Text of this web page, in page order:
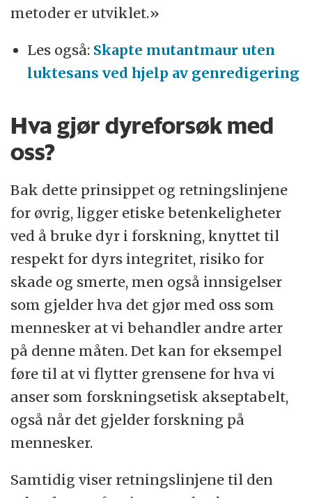
metoder er utviklet.»
Les også: Skapte mutantmaur uten
luktesans ved hjelp av genredigering
Hva gjør dyreforsøk med
oss?
Bak dette prinsippet og retningslinjene
for øvrig, ligger etiske betenkeligheter
ved å bruke dyr i forskning, knyttet til
respekt for dyrs integritet, risiko for
skade og smerte, men også innsigelser
som gjelder hva det gjør med oss som
mennesker at vi behandler andre arter
på denne måten. Det kan for eksempel
føre til at vi flytter grensene for hva vi
anser som forskningsetisk akseptabelt,
også når det gjelder forskning på
mennesker.
Samtidig viser retningslinjene til den